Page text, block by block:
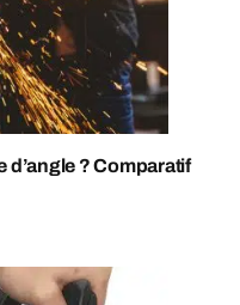
d’angle ? Comparatif